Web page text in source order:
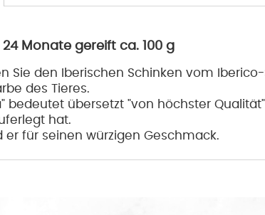
Monate gereift ca. 100 g
Sie den Iberischen Schinken vom
des Tieres.
bedeutet übersetzt "von höchster
hat.
er für seinen würzigen Geschmack.